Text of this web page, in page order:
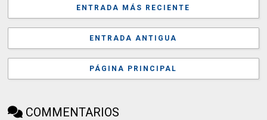
ENTRADA MÁS RECIENTE
ENTRADA ANTIGUA
PÁGINA PRINCIPAL
COMMENTARIOS